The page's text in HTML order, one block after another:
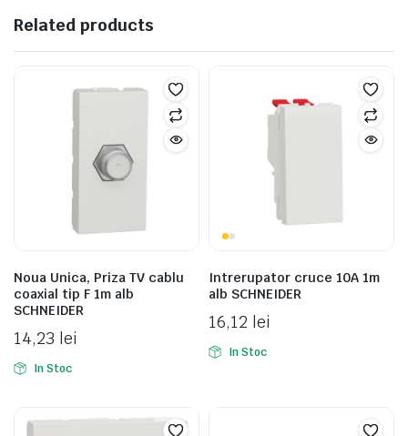
Related products
Noua Unica, Priza TV cablu
coaxial tip F 1m alb
SCHNEIDER
14,23 lei
In Stoc
Intrerupator cruce 10A 1m
alb SCHNEIDER
16,12 lei
In Stoc